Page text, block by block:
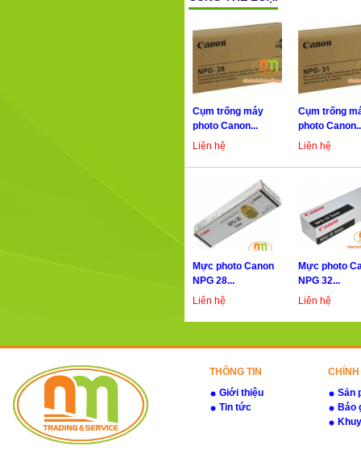
Cụm trống máy
photo Canon...
Liên hệ
Cụm trống
photo
Liên hệ
Mực photo Canon
NPG 28...
Liên hệ
Mực photo
NPG 32...
Liên hệ
THÔNG TIN
Giới thiệu
Tin tức
Sản
Báo